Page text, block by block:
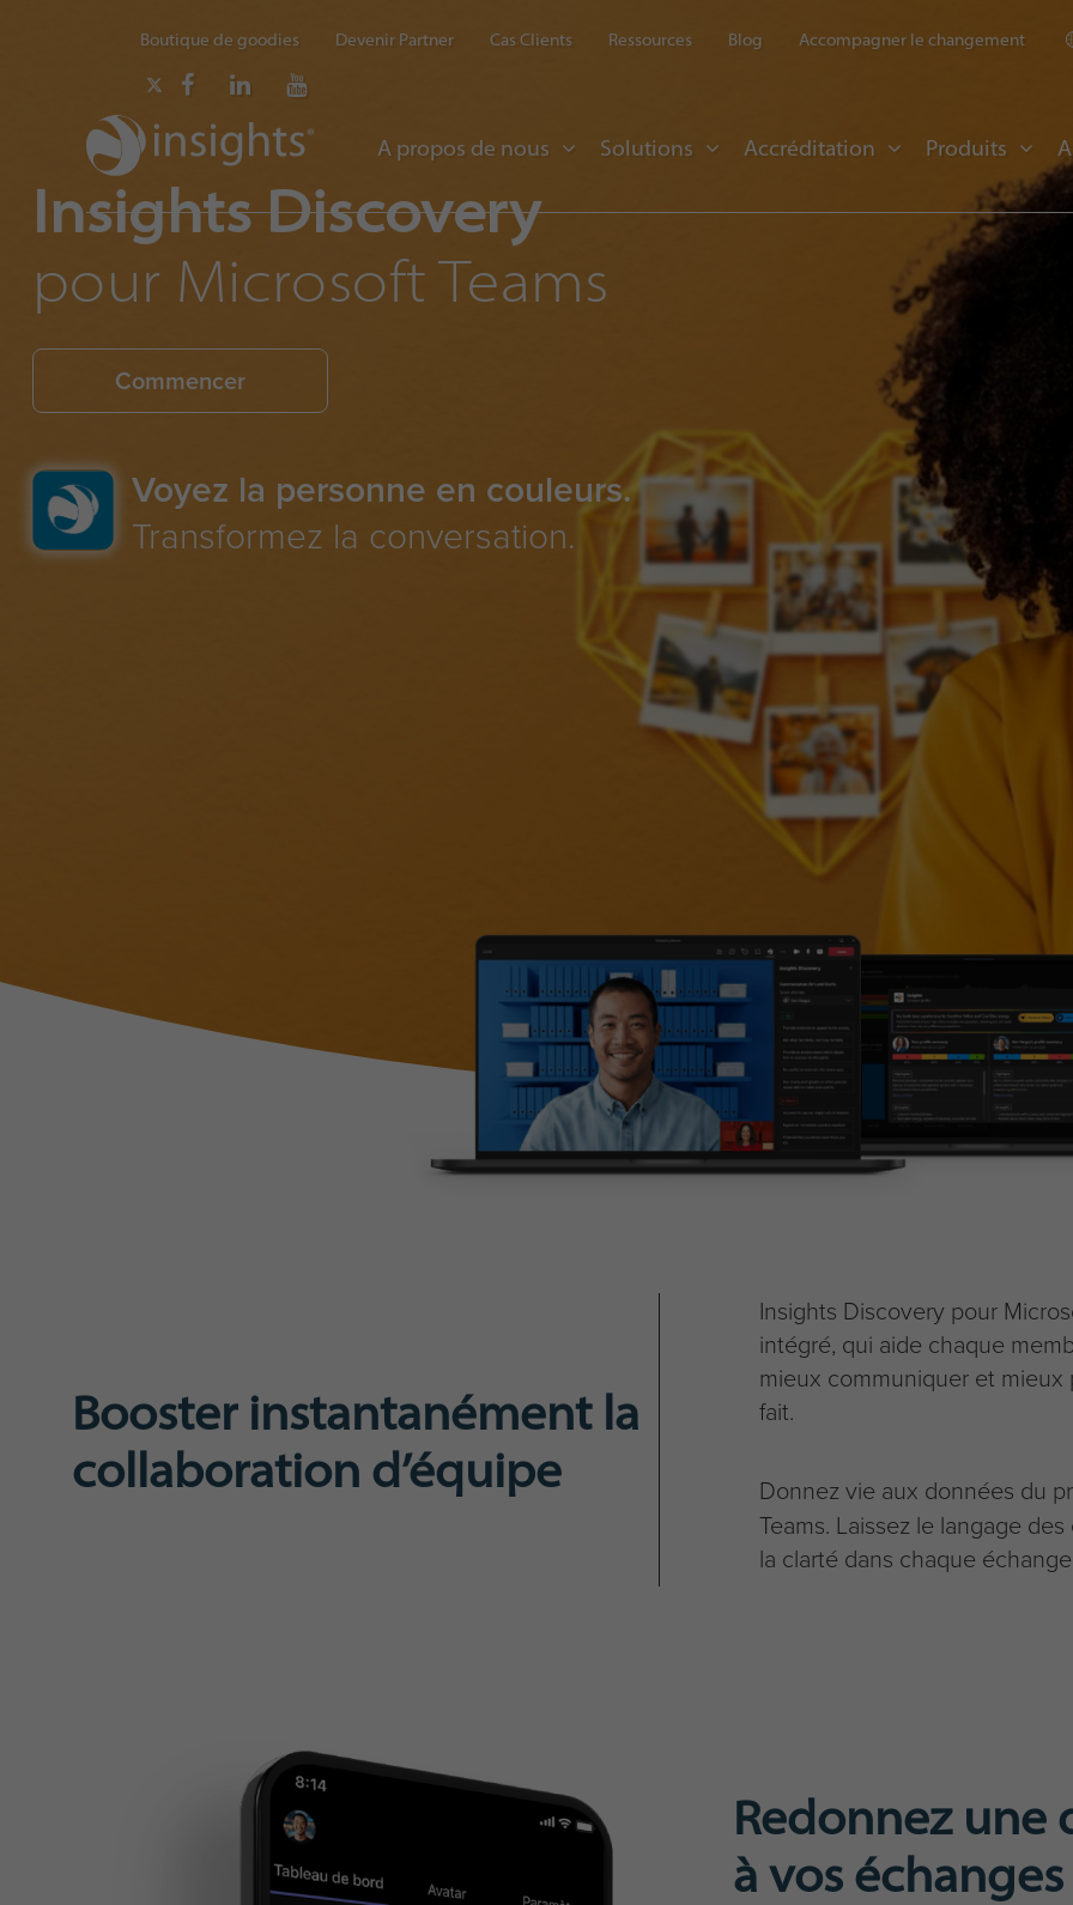
Boutique de goodies Devenir Partner Cas Clients Ressources Blog Accompagner le changement
A propos de nous Solutions Accréditation Produits
Insights Discovery
pour Microsoft Teams
Commencer
Voyez la personne en couleurs.
Transformez la conversation.
Booster instantanément la
collaboration d’équipe
Insights Discovery pour
intégré, qui aide chaque
mieux communiquer et
fait.
Donnez vie aux données du
Teams. Laissez le langage
la clarté dans chaque
Redonnez une
à vos